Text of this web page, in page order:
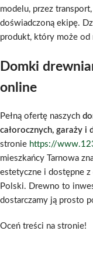
modelu, przez
doświadczoną ekipę.
produkt, który może od
Domki
online
Pełną ofertę naszych
całorocznych, garaży
stronie https://
mieszkańcy Tarnowa
estetyczne i dostępne z
Polski. Drewno to
dostarczamy ją prosto
Oceń treści na stronie!